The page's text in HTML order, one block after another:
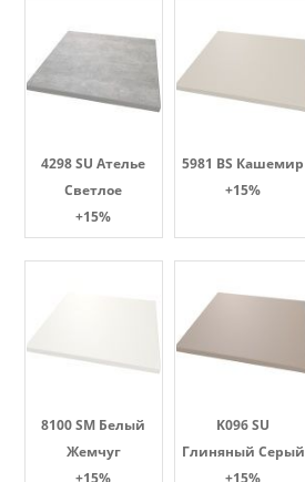
4298 SU Ателье
Светлое
+15%
5981 BS Кашемир
+15%
8100 SM Белый
Жемчуг
+15%
K096 SU
Глиняный Серый
+15%